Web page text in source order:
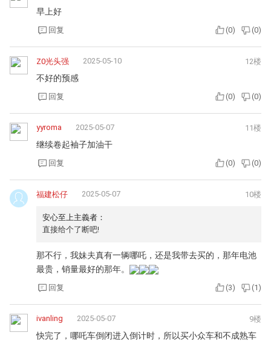
早上好
回复 (0) (0)
Z0光头强 2025-05-10 12楼
不好的预感
回复 (0) (0)
yyroma 2025-05-07 11楼
继续卷起袖子加油干
回复 (0) (0)
福建松仔 2025-05-07 10楼
安心至上主義者：
直接给个了断吧!
那不行，我妹夫真有一辆哪吒，还是我带去买的，那年电池
最贵，销量最好的那年。
回复 (3) (1 )
ivanling 2025-05-07 9楼
快完了，哪吒车倒闭进入倒计时，所以买小众车和不成熟车